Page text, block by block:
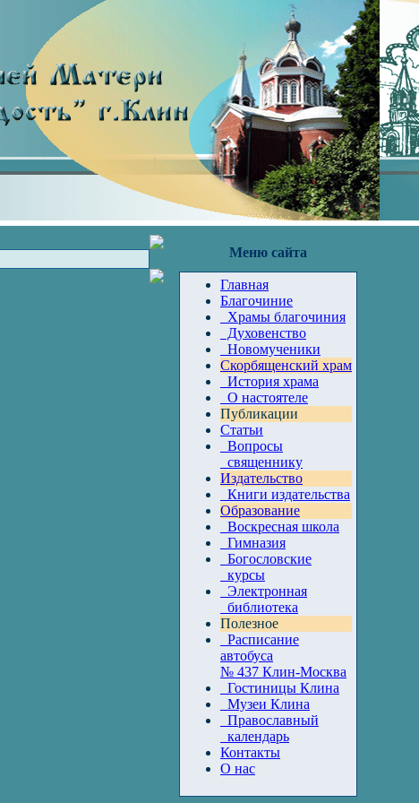
Меню сайта
Главная
Благочиние
Храмы благочиния
Духовенство
Новомученики
Скорбященский храм
История храма
О настоятеле
Публикации
Статьи
Вопросы
священнику
Издательство
Книги издательства
Образование
Воскресная школа
Гимназия
Богословские
курсы
Электронная
библиотека
Полезное
Расписание
автобуса
№ 437 Клин-Москва
Гостиницы Клина
Музеи Клина
Православный
календарь
Контакты
О нас